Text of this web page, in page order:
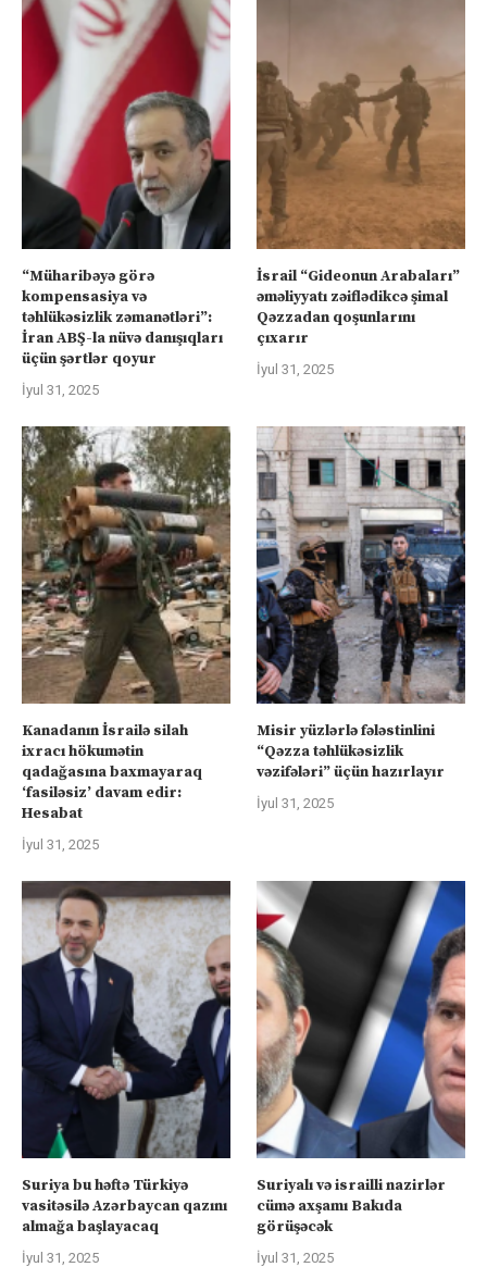
“Müharibəyə görə
kompensasiya və
təhlükəsizlik zəmanətləri”:
İran ABŞ-la nüvə danışıqları
üçün şərtlər qoyur
İyul 31, 2025
İsrail “Gideonun Arabaları”
əməliyyatı zəiflədikcə şimal
Qəzzadan qoşunlarını
çıxarır
İyul 31, 2025
Kanadanın İsrailə silah
ixracı hökumətin
qadağasına baxmayaraq
‘fasiləsiz’ davam edir:
Hesabat
İyul 31, 2025
Misir yüzlərlə fələstinlini
“Qəzza təhlükəsizlik
vəzifələri” üçün hazırlayır
İyul 31, 2025
Suriya bu həftə Türkiyə
vasitəsilə Azərbaycan qazını
almağa başlayacaq
İyul 31, 2025
Suriyalı və israilli nazirlər
cümə axşamı Bakıda
görüşəcək
İyul 31, 2025